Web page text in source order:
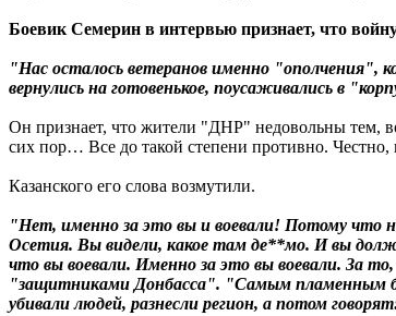
Боевик Семерин в интервью признает, что
"Нас осталось ветеранов именно "ополчения",
вернулись на готовенькое, поусаживались в
Он признает, что жители "ДНР" недовольны тем,
сих пор… Все до такой степени противно. Честно,
Казанского его слова возмутили.
"Нет, именно за это вы и воевали! Потому что
Осетия. Вы видели, какое там де**мо. И вы
что вы воевали. Именно за это вы воевали. За
"защитниками Донбасса". "Самым пламенным
убивали людей, разнесли регион, а потом